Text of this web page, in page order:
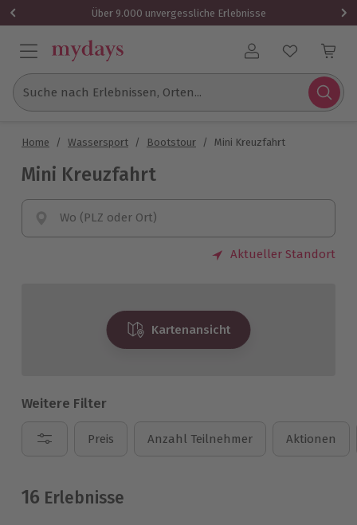
Über 9.000 unvergessliche Erlebnisse
Benutzerkonto
Suche nach Erlebnissen, Orten...
Home / Wassersport / Bootstour / Mini Kreuzfahrt
Mini Kreuzfahrt
Wo (PLZ oder Ort)
Aktueller Standort
Kartenansicht
Weitere Filter
Preis Anzahl Teilnehmer Aktionen
16 Erlebnisse